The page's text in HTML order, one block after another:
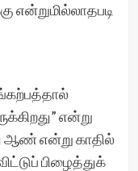
என்றுமில்லாதபடி
என்று
ஆண் என்று காதில்
பிழைத்துக்